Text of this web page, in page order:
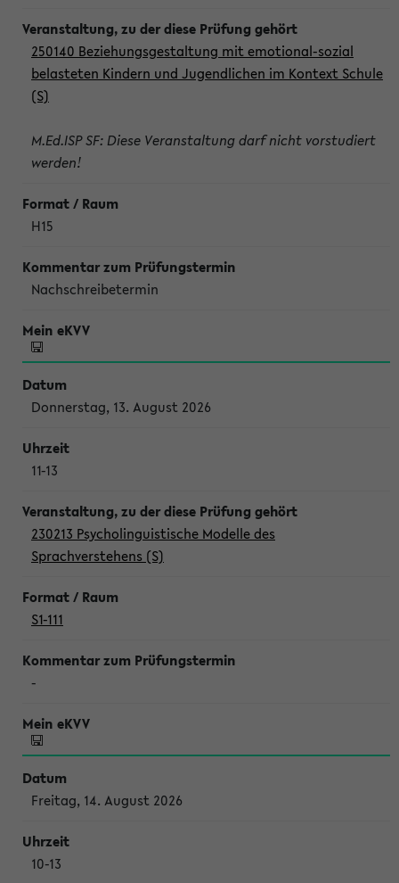
250140 Beziehungsgestaltung mit emotional-sozial
belasteten Kindern und Jugendlichen im Kontext Schule
(S)
M.Ed.ISP SF: Diese Veranstaltung darf nicht vorstudiert
werden!
H15
Nachschreibetermin
Donnerstag, 13. August 2026
11-13
230213 Psycholinguistische Modelle des
Sprachverstehens (S)
S1-111
-
Freitag, 14. August 2026
10-13